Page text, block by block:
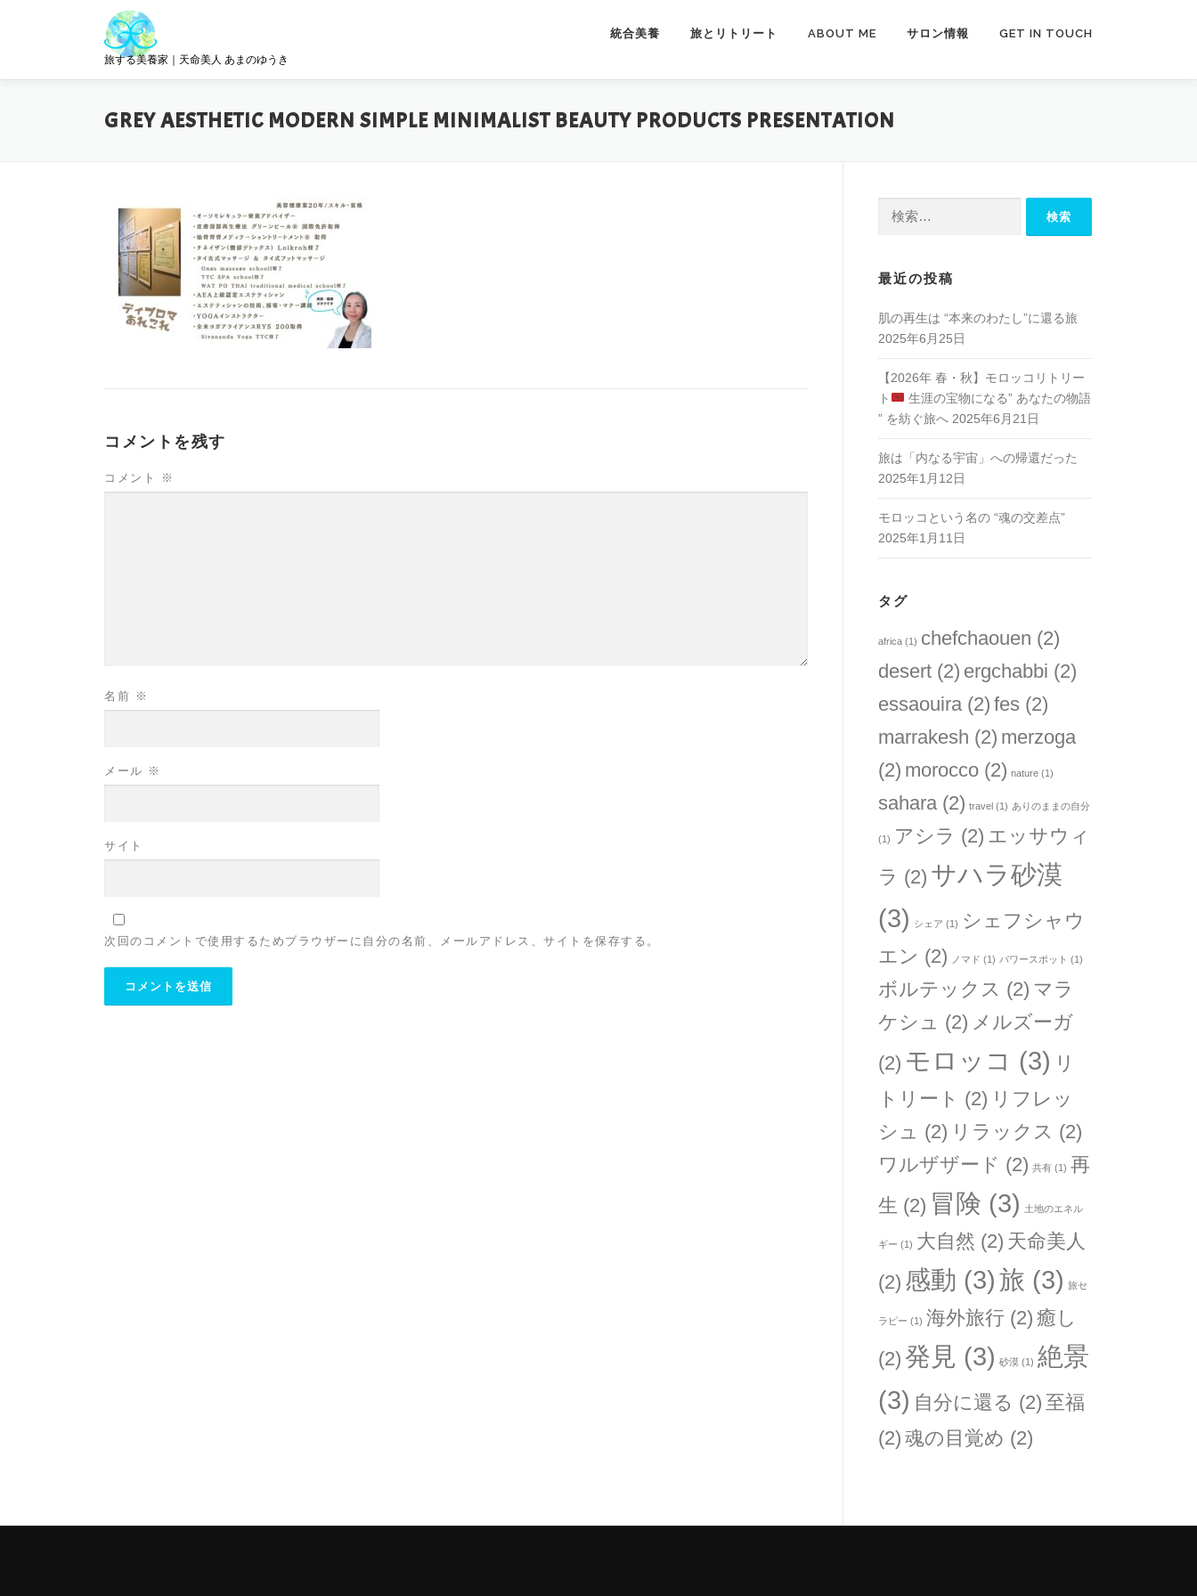
旅する美養家｜天命美人 あまのゆうき
統合美養 旅とリトリート ABOUT ME サロン情報 GET IN TOUCH
GREY AESTHETIC MODERN SIMPLE MINIMALIST BEAUTY PRODUCTS PRESENTATION
コメントを残す
コメント ※
名前 ※
メール ※
サイト
次回のコメントで使用するためブラウザーに自分の名前、メールアドレス、サイトを保存する。
最近の投稿
肌の再生は “本来のわたし”に還る旅
2025年6月25日
【2026年 春・秋】モロッコリトリー
ト
生涯の宝物になる” あなたの物語
” を紡ぐ旅へ 2025年6月21日
旅は「内なる宇宙」への帰還だった
2025年1月12日
モロッコという名の “魂の交差点”
2025年1月11日
タグ
africa (1) chefchaouen (2)
desert (2) ergchabbi (2)
essaouira(2) fes (2)
marrakesh (2) merzoga
(2) morocco (2) nature (1)
sahara(2) travel (1) ありのままの自分
(1) アシラ (2) エッサウィ
ラ (2) サハラ砂漠
(3) シェア (1) シェフシャウ
エン (2) ノマド (1) パワースポット (1)
ボルテックス (2) マラ
ケシュ (2) メルズーガ
(2) モロッコ (3) リ
トリート (2) リフレッ
シュ (2) リラックス (2)
ワルザザード (2) 共有 (1) 再
生 (2) 冒険 (3) 土地のエネル
ギー (1) 大自然 (2) 天命美人
(2) 感動 (3)旅 (3) 旅セ
ラピー (1) 海外旅行 (2) 癒し
(2) 発見 (3) 砂漠 (1) 絶景
(3) 自分に還る (2) 至福
(2) 魂の目覚め (2)